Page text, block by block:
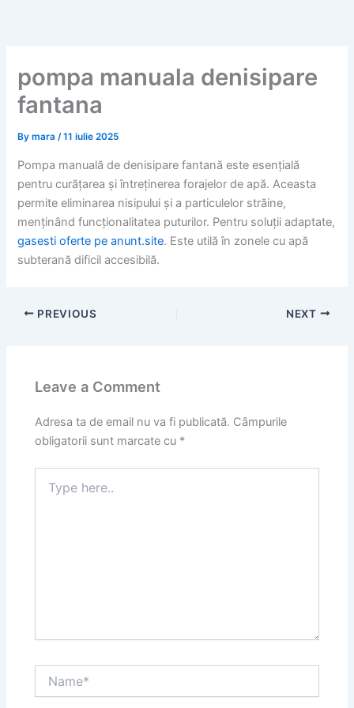
pompa manuala denisipare
fantana
Bymara/11 iulie 2025
Pompa manuală de denisipare fantană este esențială
pentru curățarea și întreținerea forajelor de apă. Aceasta
permite eliminarea nisipului și a particulelor străine,
menținând funcționalitatea puturilor. Pentru soluții adaptate,
gasesti oferte pe anunt.site. Este utilă în zonele cu apă
subterană dificil accesibilă.
PREVIOUS NEXT
Leave a Comment
Adresa ta de email nu va fi publicată. Câmpurile
obligatorii sunt marcate cu *
here..